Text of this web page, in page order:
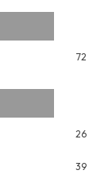
72
26
39